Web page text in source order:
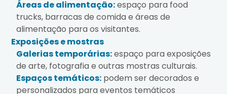
Áreas de alimentação:espaço para food
trucks, barracas de comida e áreas de
alimentação para os visitantes.
Exposições e mostras
Galerias temporárias:espaço para exposições
de arte, fotografia e outras mostras culturais.
Espaços temáticos: podem ser decorados e
personalizados para eventos temáticos